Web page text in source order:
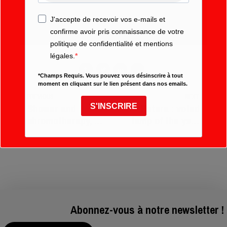
chromotherapy, a
lamp of the year
Abonnez-vous à notre newsletter !
J'accepte de recevoir vos e-mails et
confirme avoir pris connaissance de votre
politique de confidentialité et mentions
légales.
*Champs Requis. Vous pouvez vous désinscrire à tout
moment en cliquant sur le lien présent dans nos emails.
S'INSCRIRE